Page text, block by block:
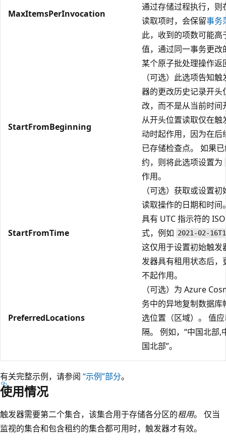
MaxItemsPerInvocation
通过存储过程执行，则
读取项时，会保留事务
此，收到的项数可能高
值，通过同一事务更改
某个原子批处理操作返
StartFromBeginning
（可选）此选项告知
器的更改历史记录开头
改，而不是从当前时间
从开头位置读取仅在触
动时起作用，因为在后
已存储检查点。 如果
约，则将此选项设置为
作用。
StartFromTime
（可选）获取或设置
读取操作的日期和时间
具有 UTC 指示符的
式，例如 2021-02-
这仅用于设置初始触发
发器具有租用状态后，
不起作用。
PreferredLocations
（可选）为 Azure
务中的异地复制数据库
选位置（区域）。 值
隔。 例如，“中国北部,
国北部”。
有关完整示例，请参阅 “示例”部分。
使用情况
触发器需要第二个集合，该集合用于存储各分区的租用。 仅当
监视的集合和包含租约的集合都可用时，触发器才有效。